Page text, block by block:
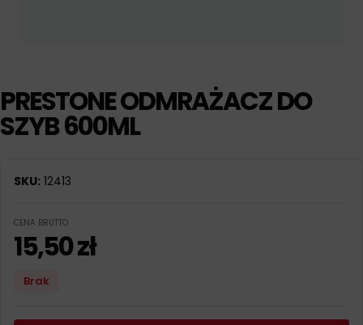
PRESTONE ODMRAŻACZ DO
SZYB 600ML
SKU: 12413
CENA BRUTTO
15,50zł
Brak